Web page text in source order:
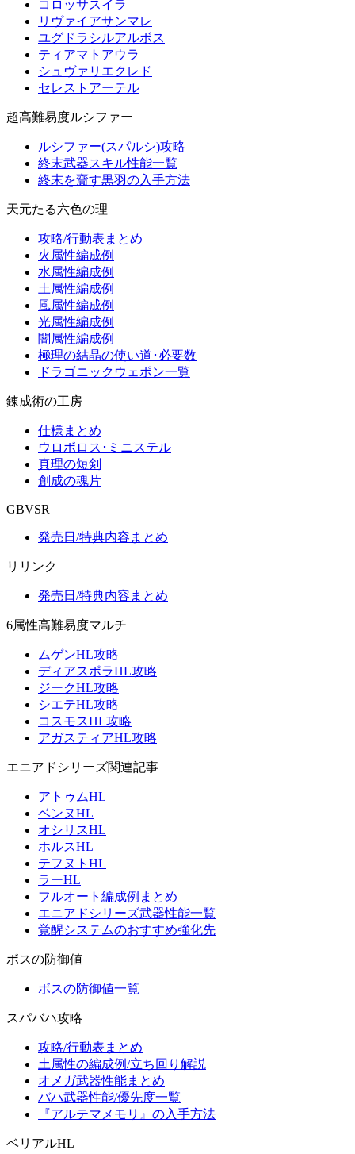
コロッサスイラ
リヴァイアサンマレ
ユグドラシルアルボス
ティアマトアウラ
シュヴァリエクレド
セレストアーテル
超高難易度ルシファー
ルシファー(スパルシ)攻略
終末武器スキル性能一覧
終末を齎す黒羽の入手方法
天元たる六色の理
攻略/行動表まとめ
火属性編成例
水属性編成例
土属性編成例
風属性編成例
光属性編成例
闇属性編成例
極理の結晶の使い道･必要数
ドラゴニックウェポン一覧
錬成術の工房
仕様まとめ
ウロボロス･ミニステル
真理の短剣
創成の魂片
GBVSR
発売日/特典内容まとめ
リリンク
発売日/特典内容まとめ
6属性高難易度マルチ
ムゲンHL攻略
ディアスポラHL攻略
ジークHL攻略
シエテHL攻略
コスモスHL攻略
アガスティアHL攻略
エニアドシリーズ関連記事
アトゥムHL
ベンヌHL
オシリスHL
ホルスHL
テフヌトHL
ラーHL
フルオート編成例まとめ
エニアドシリーズ武器性能一覧
覚醒システムのおすすめ強化先
ボスの防御値
ボスの防御値一覧
スパバハ攻略
攻略/行動表まとめ
土属性の編成例/立ち回り解説
オメガ武器性能まとめ
バハ武器性能/優先度一覧
『アルテマメモリ』の入手方法
ベリアルHL